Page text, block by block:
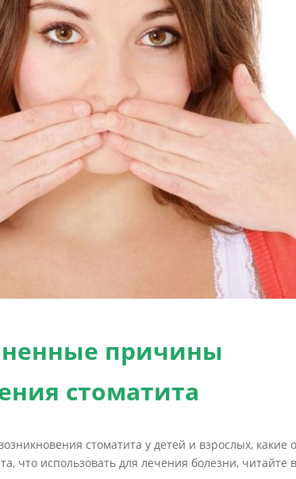
причины
стоматита
стоматита у детей и взрослых, какие
что использовать для лечения болезни, читайте